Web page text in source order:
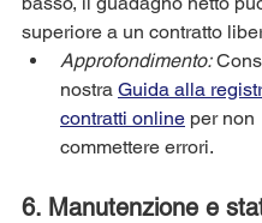
superiore a un contratto
Approfondimento:
nostra Guida alla
contratti online per non
commettere errori.
6. Manutenzione e